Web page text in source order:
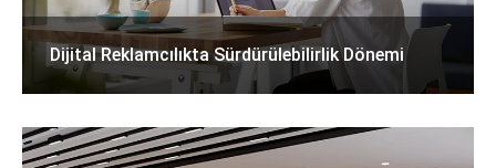
Dijital Reklamcılıkta Sürdürülebilirlik Dönemi